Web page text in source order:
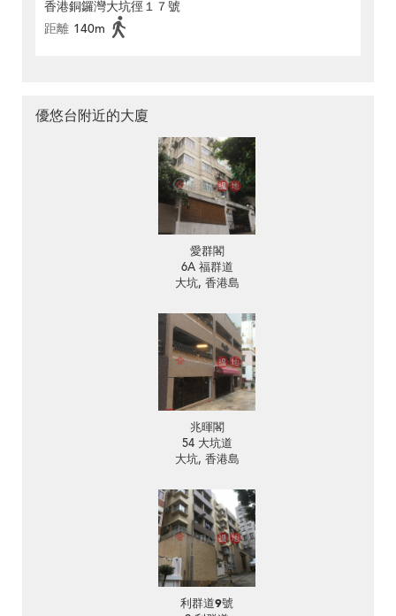
香港銅鑼灣大坑徑１７號
距離 140m
優悠台附近的大廈
愛群閣
6A 福群道
大坑, 香港島
兆暉閣
54 大坑道
大坑, 香港島
利群道9號